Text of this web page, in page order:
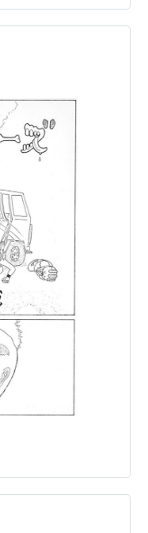
す。 レーベルです。
コード検索したけど
、もう一枚持って